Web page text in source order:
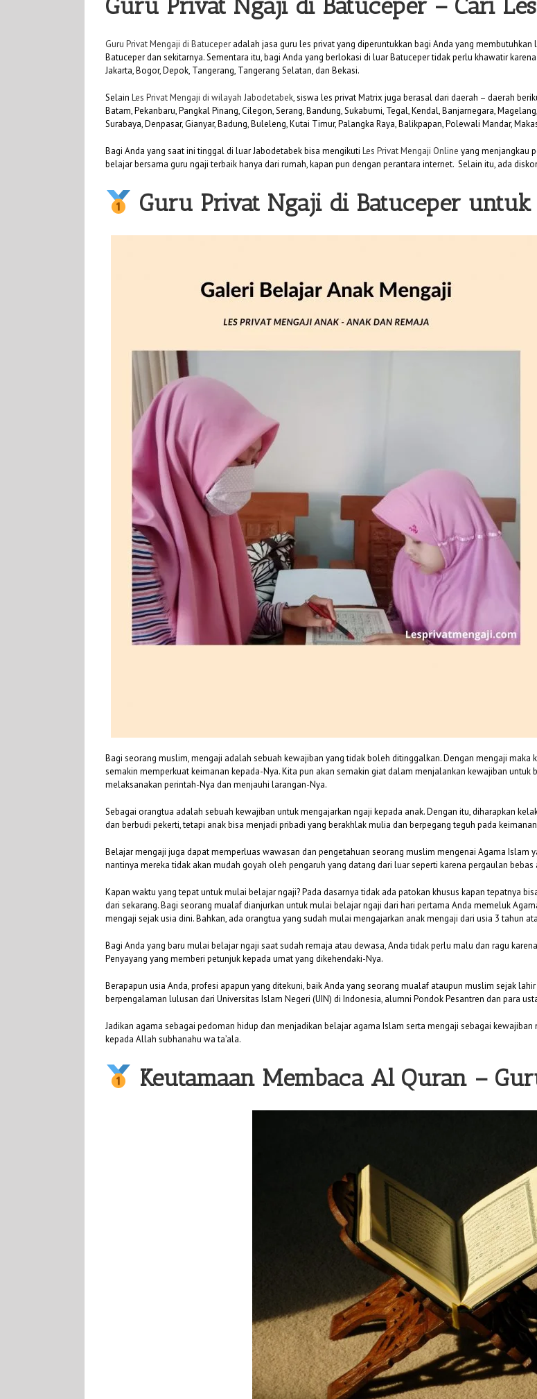
Guru Privat Mengaji di Batuceper adalah jasa guru les privat yang diperuntukkan bagi Anda yang
Batuceper dan sekitarnya. Sementara itu, bagi Anda yang berlokasi di luar Batuceper tidak perlu khawatir
Jakarta, Bogor, Depok, Tangerang, Tangerang Selatan, dan Bekasi.
Selain Les Privat Mengaji di wilayah Jabodetabek, siswa les privat Matrix juga berasal dari daerah – daerah
Batam, Pekanbaru, Pangkal Pinang, Cilegon, Serang, Bandung, Sukabumi, Tegal, Kendal, Banjarnegara,
Surabaya, Denpasar, Gianyar, Badung, Buleleng, Kutai Timur, Palangka Raya, Balikpapan, Polewali Mandar,
Bagi Anda yang saat ini tinggal di luar Jabodetabek bisa mengikuti Les Privat Mengaji Online yang menjangkau
belajar bersama guru ngaji terbaik hanya dari rumah, kapan pun dengan perantara internet. Selain itu, ada
Guru Privat Ngaji di Batuceper untuk
Bagi seorang muslim, mengaji adalah sebuah kewajiban yang tidak boleh ditinggalkan. Dengan mengaji maka
semakin memperkuat keimanan kepada-Nya. Kita pun akan semakin giat dalam menjalankan kewajiban untuk
melaksanakan perintah-Nya dan menjauhi larangan-Nya.
Sebagai orangtua adalah sebuah kewajiban untuk mengajarkan ngaji kepada anak. Dengan itu, diharapkan
dan berbudi pekerti, tetapi anak bisa menjadi pribadi yang berakhlak mulia dan berpegang teguh pada
Belajar mengaji juga dapat memperluas wawasan dan pengetahuan seorang muslim mengenai Agama Islam
nantinya mereka tidak akan mudah goyah oleh pengaruh yang datang dari luar seperti karena pergaulan bebas
Kapan waktu yang tepat untuk mulai belajar ngaji? Pada dasarnya tidak ada patokan khusus kapan tepatnya
dari sekarang. Bagi seorang mualaf dianjurkan untuk mulai belajar ngaji dari hari pertama Anda memeluk
mengaji sejak usia dini. Bahkan, ada orangtua yang sudah mulai mengajarkan anak mengaji dari usia 3 tahun
Bagi Anda yang baru mulai belajar ngaji saat sudah remaja atau dewasa, Anda tidak perlu malu dan ragu
Penyayang yang memberi petunjuk kepada umat yang dikehendaki-Nya.
Berapapun usia Anda, profesi apapun yang ditekuni, baik Anda yang seorang mualaf ataupun muslim sejak
berpengalaman lulusan dari Universitas Islam Negeri (UIN) di Indonesia, alumni Pondok Pesantren dan para
Jadikan agama sebagai pedoman hidup dan menjadikan belajar agama Islam serta mengaji sebagai
kepada Allah subhanahu wa ta’ala.
Keutamaan Membaca Al Quran –